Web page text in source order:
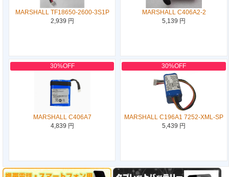
MARSHALL TF18650-2600-3S1P
2,939 円
MARSHALL C406A2-2
5,139 円
30%OFF
MARSHALL C406A7
4,839 円
30%OFF
MARSHALL C196A1 7252-XML-SP
5,439 円